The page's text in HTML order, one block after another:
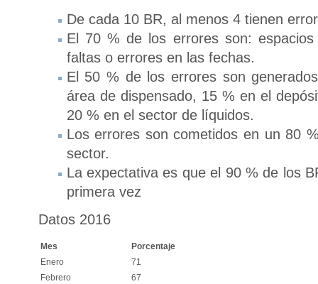
De cada 10 BR, al menos 4 tienen
El 70 % de los errores son:
faltas o errores en las fechas.
El 50 % de los errores son
área de dispensado, 15 % en el
20 % en el sector de líquidos.
Los errores son cometidos en un 80
sector.
La expectativa es que el 90 % de los
primera vez
Datos 2016
Mes
Porcentaje
Enero
71
Febrero
67